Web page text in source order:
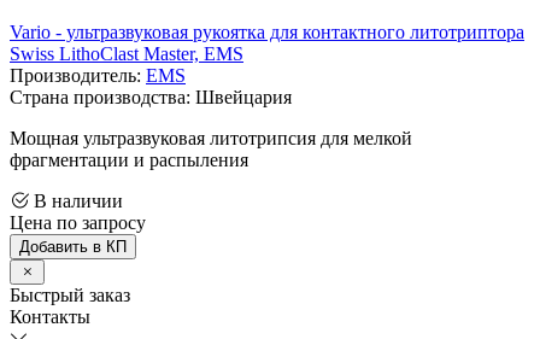
Vario - ультразвуковая рукоятка для контактного литотриптора
Swiss LithoClast Master, EMS
Производитель: EMS
Страна производства: Швейцария
Мощная ультразвуковая литотрипсия для мелкой
фрагментации и распыления
В наличии
Цена по запросу
Добавить в КП
Быстрый заказ
Контакты